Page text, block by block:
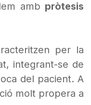
amb pròtesis
per la
integrant-se de
del pacient. A
molt propera a